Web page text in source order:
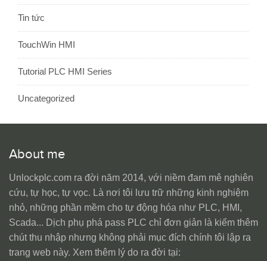
Tin tức
TouchWin HMI
Tutorial PLC HMI Series
Uncategorized
About me
Unlockplc.com ra đời năm 2014, với niềm đam mê nghiên
cứu, tự học, tự vọc. Là nơi tôi lưu trữ những kinh nghiệm
nhỏ, những phần mềm cho tự động hóa như PLC, HMI,
Scada... Dịch phụ phá pass PLC chỉ đơn giản là kiếm thêm
chút thu nhập nhưng không phải mục đích chính tôi lập ra
trang web này. Xem thêm lý do ra đời tại: